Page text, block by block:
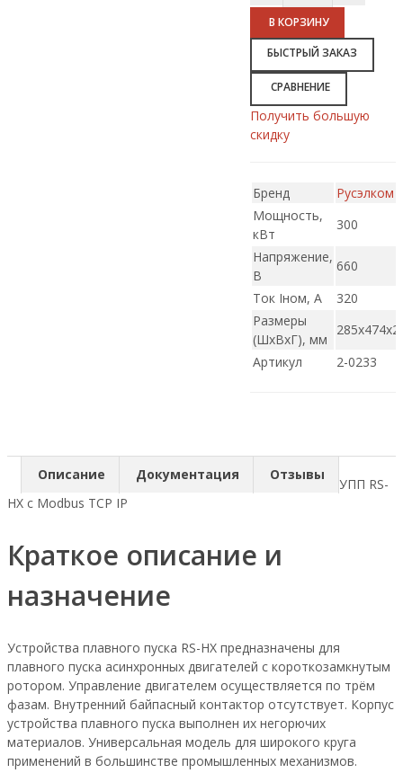
В КОРЗИНУ
БЫСТРЫЙ ЗАКАЗ
СРАВНЕНИЕ
Получить большую
скидку
Бренд
Русэлком
Мощность,
кВт
300
Напряжение,
В
660
Ток Iном, А
320
Размеры
(ШxВxГ), мм
Артикул
2-0233
Описание Документация Отзывы
УПП RS-
HX с Modbus TCP IP
Краткое описание и
назначение
Устройства плавного пуска RS-HX предназначены для
плавного пуска асинхронных двигателей с короткозамкнутым
ротором. Управление двигателем осуществляется по трём
фазам. Внутренний байпасный контактор отсутствует. Корпус
устройства плавного пуска выполнен их негорючих
материалов. Универсальная модель для широкого круга
применений в большинстве промышленных механизмов.